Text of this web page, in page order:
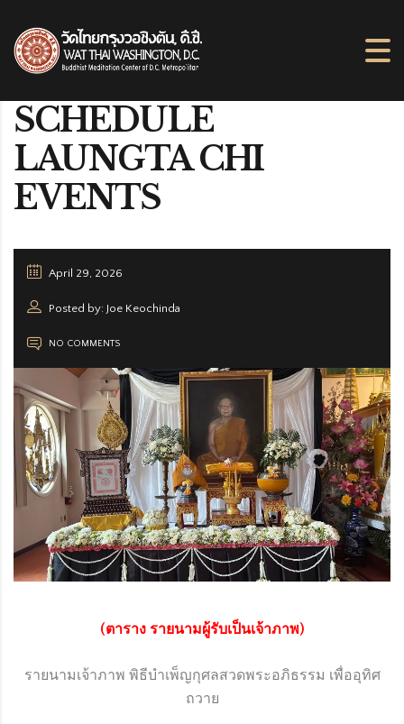
SCHEDULE
LAUNGTA CHI
EVENTS
April 29, 2026
Posted by: Joe Keochinda
NO COMMENTS
(ตาราง รายนามผู้รับเป็นเจ้าภาพ)
รายนามเจ้าภาพ พิธีบำเพ็ญกุศลสวดพระอภิธรรม เพื่ออุทิศ
ถวาย